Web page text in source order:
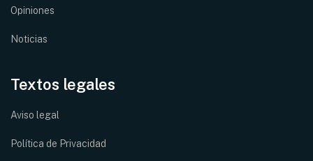
Opiniones
Noticias
Textos legales
Aviso legal
Política de Privacidad